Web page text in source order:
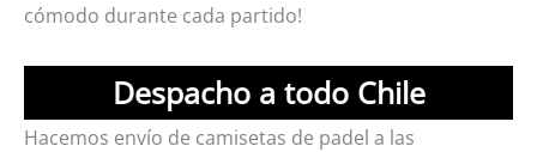
cómodo durante cada partido!
Despacho a todo Chile
Hacemos envío de camisetas de padel a las